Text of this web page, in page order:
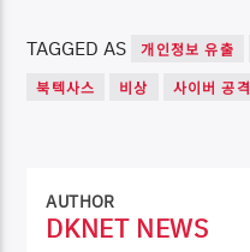
TAGGED AS 개인정보 유출
북텍사스
비상 사이버 공격
AUTHOR
DKNET NEWS